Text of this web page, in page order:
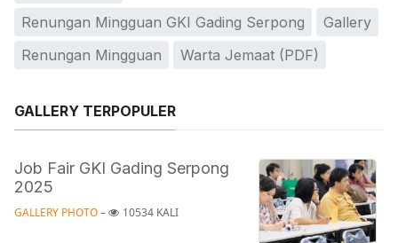
Renungan Mingguan GKI Gading Serpong
Gallery
Renungan Mingguan
Warta Jemaat (PDF)
GALLERY TERPOPULER
Job Fair GKI Gading Serpong
2025
GALLERY PHOTO – 10534 KALI